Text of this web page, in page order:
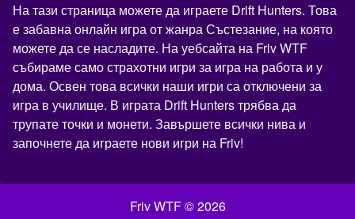
На тази страница можете да играете Drift Hunters. Това
е забавна онлайн игра от жанра Състезание, на която
можете да се насладите. На уебсайта на Friv WTF
събираме само страхотни игри за игра на работа и у
дома. Освен това всички наши игри са отключени за
игра в училище. В играта Drift Hunters трябва да
трупате точки и монети. Завършете всички нива и
започнете да играете нови игри на Friv!
Friv WTF © 2026